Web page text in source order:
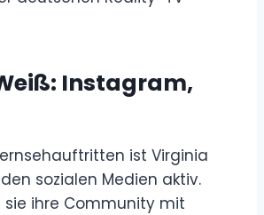
Instagram,
ist Virginia
sozialen Medien aktiv.
ihre Community mit